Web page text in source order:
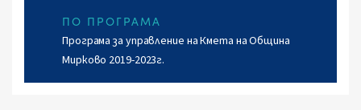
ПО ПРОГРАМА
Програма за управление на Кмета на Община
Мирково 2019-2023г.